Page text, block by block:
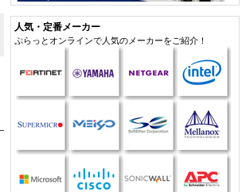
人気・定番メーカー
ぷらっとオンラインで人気のメーカーをご紹介！